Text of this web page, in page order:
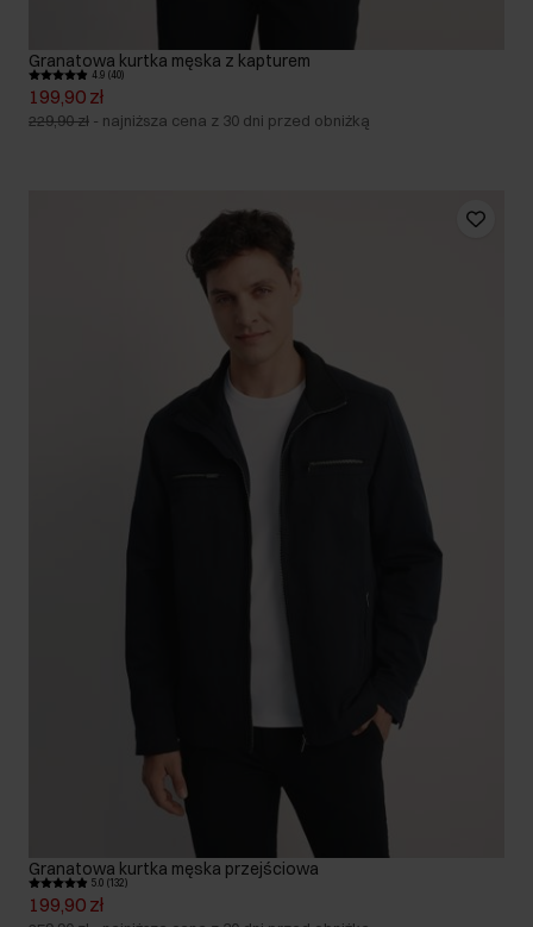
Granatowa kurtka męska z kapturem
4.9 (40)
199,90 zł
229,90 zł - najniższa cena z 30 dni przed obniżką
Granatowa kurtka męska przejściowa
5.0 (132)
199,90 zł